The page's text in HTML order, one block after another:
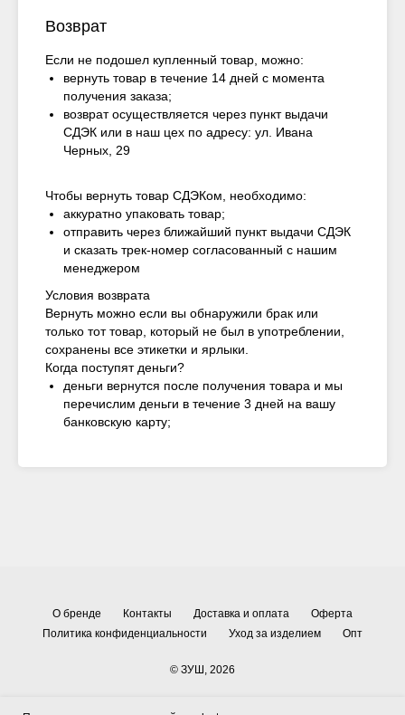
Возврат
Если не подошел купленный товар, можно:
вернуть товар в течение 14 дней с момента
получения заказа;
возврат осуществляется через пункт выдачи
СДЭК или в наш цех по адресу: ул. Ивана
Черных, 29
Чтобы вернуть товар СДЭКом, необходимо:
аккуратно упаковать товар;
отправить через ближайший пункт выдачи СДЭК
и сказать трек-номер согласованный с нашим
менеджером
Условия возврата
Вернуть можно если вы обнаружили брак или
только тот товар, который не был в употреблении,
сохранены все этикетки и ярлыки.
Когда поступят деньги?
деньги вернутся после получения товара и мы
перечислим деньги в течение 3 дней на вашу
банковскую карту;
О бренде Контакты Доставка и оплата
Оферта
Политика конфиденциальности
Уход за изделием Опт
© ЗУШ, 2026